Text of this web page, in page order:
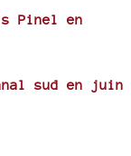
Pinel en
sud en juin